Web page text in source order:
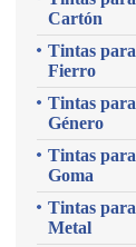
Cartón
Tintas para
Fierro
Tintas para
Género
Tintas para
Goma
Tintas para
Metal